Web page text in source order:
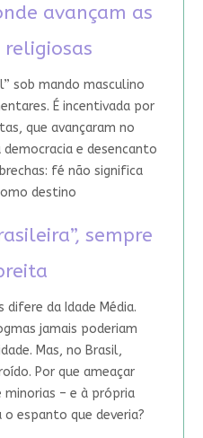
avançam as
religiosas
sob mando masculino
É incentivada por
que avançaram no
e desencanto
fé não significa
destino
sempre
difere da Idade Média.
jamais poderiam
Mas, no Brasil,
Por que ameaçar
– e à própria
o espanto que deveria?